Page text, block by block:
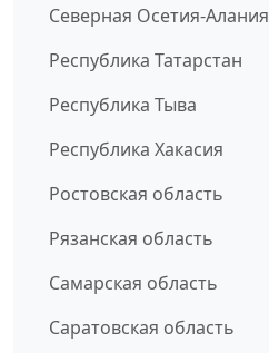
Северная Осетия-Алания
Республика Татарстан
Республика Тыва
Республика Хакасия
Ростовская область
Рязанская область
Самарская область
Саратовская область